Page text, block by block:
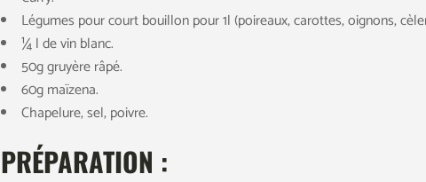
Légumes pour court bouillon pour 1l (poireaux, carottes, oignons,
¼ l de vin blanc.
50g gruyère râpé.
60g maïzena.
Chapelure, sel, poivre.
PRÉPARATION :